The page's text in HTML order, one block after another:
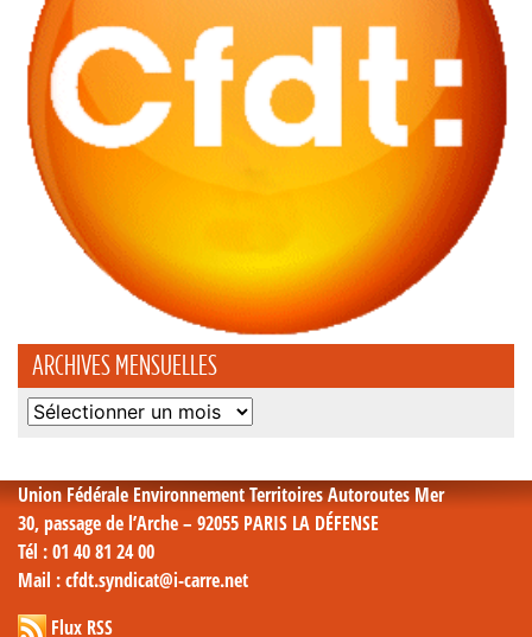
ARCHIVES MENSUELLES
Archives
Union Fédérale Environnement Territoires Autoroutes Mer
30, passage de l’Arche – 92055 PARIS LA DÉFENSE
Tél : 01 40 81 24 00
Mail : cfdt.syndicat@i-carre.net
Flux RSS